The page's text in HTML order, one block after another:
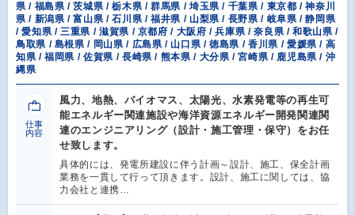
県 / 福島県 / 茨城県 / 栃木県 / 群馬県 / 埼玉県 / 千葉県 / 東京都 / 神奈川
県 / 新潟県 / 富山県 / 石川県 / 福井県 / 山梨県 / 長野県 / 岐阜県 / 静岡県
/ 愛知県 / 三重県 / 滋賀県 / 京都府 / 大阪府 / 兵庫県 / 奈良県 / 和歌山県 /
鳥取県 / 島根県 / 岡山県 / 広島県 / 山口県 / 徳島県 / 香川県 / 愛媛県 / 高
知県 / 福岡県 / 佐賀県 / 長崎県 / 熊本県 / 大分県 / 宮崎県 / 鹿児島県 / 沖
縄県
仕事
内容
風力、地熱、バイオマス、太陽光、水素発電等の再生可
能エネルギー関連施設や海洋資源エネルギー開発関連関
連のエンジニアリング（設計・施工管理・保守）をお任
せ致します。
具体的には、発電所建設に伴う計画～設計、施工、保全計画
業務を一貫して行って頂きます。設計、施工に関しては、協
力会社と連携…